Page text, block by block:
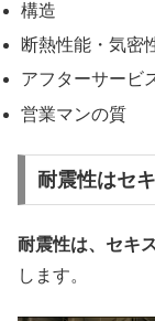
構造
断熱性能・気密
アフターサービ
営業マンの質
耐震性はセ
耐震性は、セキ
します。